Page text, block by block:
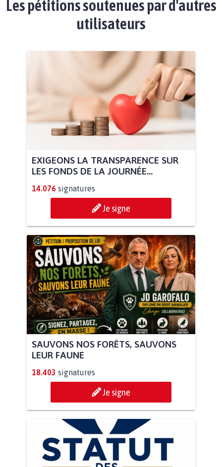
Les pétitions soutenues par d'autres
utilisateurs
EXIGEONS LA TRANSPARENCE SUR
LES FONDS DE LA JOURNÉE...
14.076 signatures
Je signe
SAUVONS NOS FORÊTS, SAUVONS
LEUR FAUNE
18.403 signatures
Je signe